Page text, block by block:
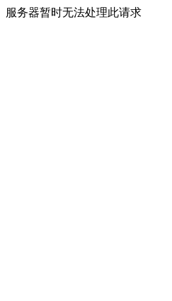
服务器暂时无法处理此请求